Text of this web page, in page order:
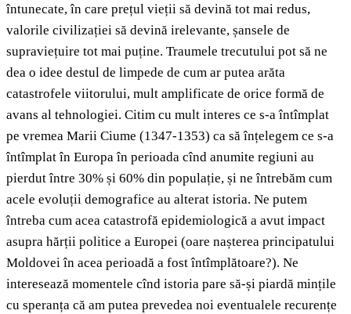
întunecate, în care prețul vieții să devină tot mai redus,
valorile civilizației să devină irelevante, șansele de
supraviețuire tot mai puține. Traumele trecutului pot să ne
dea o idee destul de limpede de cum ar putea arăta
catastrofele viitorului, mult amplificate de orice formă de
avans al tehnologiei. Citim cu mult interes ce s-a întîmplat
pe vremea Marii Ciume (1347-1353) ca să înțelegem ce s-a
întîmplat în Europa în perioada cînd anumite regiuni au
pierdut între 30% și 60% din populație, și ne întrebăm cum
acele evoluții demografice au alterat istoria. Ne putem
întreba cum acea catastrofă epidemiologică a avut impact
asupra hărții politice a Europei (oare nașterea principatului
Moldovei în acea perioadă a fost întîmplătoare?). Ne
interesează momentele cînd istoria pare să-și piardă mințile
cu speranța că am putea prevedea noi eventualele recurențe